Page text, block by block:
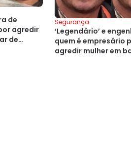
de
agredir
de
Segurança
‘Legendário’ e
quem é empresário
agredir mulher em